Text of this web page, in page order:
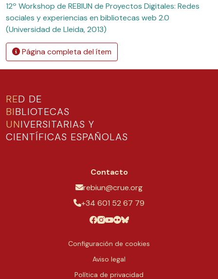
12º Workshop de REBIUN de Proyectos Digitales: Redes
sociales y experiencias en bibliotecas web 2.0
(Universidad de Lleida, 2013)
Página completa del ítem
RED DE
BIBLIOTECAS
UNIVERSITARIAS Y
CIENTÍFICAS ESPAÑOLAS
Contacto
rebiun@crue.org
+34 601 52 67 79
Configuración de cookies
Aviso legal
Política de privacidad